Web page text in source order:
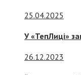
25.04.2025
У «ТепЛиці»
26.12.2023